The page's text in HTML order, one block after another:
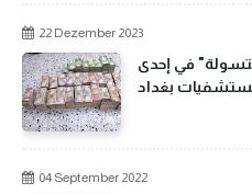
22 Dezember 2023
في إحدى
بغداد
04 September 2022